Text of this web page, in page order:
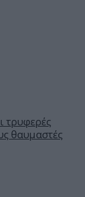
τρυφερές
θαυμαστές